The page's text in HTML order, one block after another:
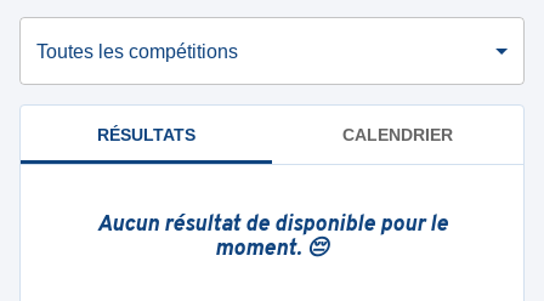
Toutes les compétitions
RÉSULTATS CALENDRIER
Aucun résultat de disponible pour le
moment. 😔